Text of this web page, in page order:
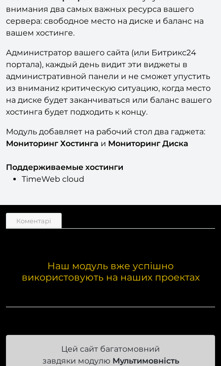
внимания два самых важных ресурса вашего
сервера: свободное место на диске и баланс на
вашем хостинге.
Администратор вашего сайта (или Битрикс24
портала), каждый день видит эти виджеты в
административной панели и не сможет упустить
из вниманиz критическую ситуацию, когда место
на диске будет заканчиваться или баланс вашего
хостинга будет подходить к концу.
Модуль добавляет на рабочий стол два гаджета:
Мониторинг Хостинга и Мониторинг Диска
Поддерживаемые хостинги
TimeWeb cloud
Коментарі
Наш модуль вже успішно
використовують на наших проектах
Цей сайт багатомовний
завдяки модулю Мультимовність